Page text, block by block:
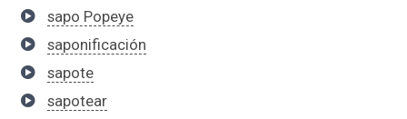
sapo Popeye
saponificación
sapote
sapotear